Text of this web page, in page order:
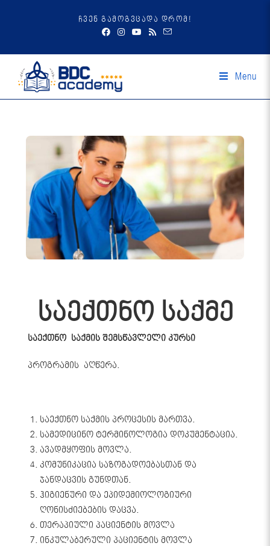
ჩვენ გამოგვცადა დრომ!
Menu
საექთნო საქმე
საექთნო საქმის შემსწავლელი კურსი
პროგრამის აღწერა.
საექთნო საქმის პროცესის მართვა.
სამედიცინო ტერმინოლოგია დოკუმენტაცია.
ავადმყოფის მოვლა.
კომუნიკაცია საზოგადოებასთან და
ჯანდაცვის გუნდთან.
ჰიგიენური და ეპიდემიოლოგიური
ღონისძიებების დაცვა.
თერაპიული პაციენტის მოვლა
ინკულაბერული პაციენტის მოვლა